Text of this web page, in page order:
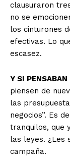
clausuraron
no se
los cinturones
efectivas. Lo
escasez.
Y SI PENSABAN
piensen de
las
negocios”. Es
tranquilos, que
las leyes. ¿Les
campaña.